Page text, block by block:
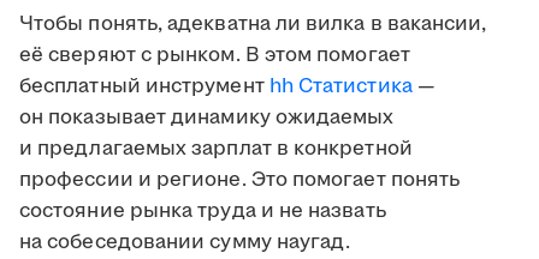
Чтобы понять, адекватна ли вилка в вакансии,
её сверяют с рынком. В этом помогает
бесплатный инструмент hh Статистика—
он показывает динамику ожидаемых
и предлагаемых зарплат в конкретной
профессии и регионе. Это помогает понять
состояние рынка труда и не назвать
на собеседовании сумму наугад.